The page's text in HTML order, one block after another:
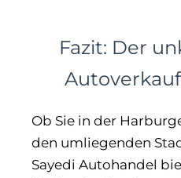
Fazit: Der
Ob Sie in der
den umliegenden
Sayedi Autohandel